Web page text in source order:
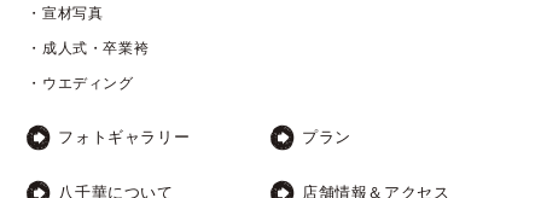
・宣材写真
・成人式・卒業袴
・ウエディング
フォトギャラリー プラン
八千華について 店舗情報＆アクセス